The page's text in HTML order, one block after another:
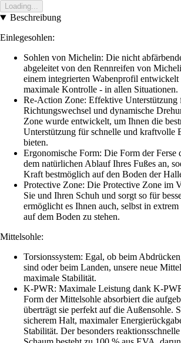
Loading...
Beschreibung
Einlegesohlen:
Sohlen von Michelin: Die nicht
abgeleitet von den Rennreifen von
einem integrierten Wabenprofil
maximale Kontrolle - in allen Situationen.
Re-Action Zone: Effektive Unterstützung
Richtungswechsel und dynamische
Zone wurde entwickelt, um Ihnen die
Unterstützung für schnelle und kraftvolle
bieten.
Ergonomische Form: Die Form der Ferse
dem natürlichen Ablauf Ihres Fußes an,
Kraft bestmöglich auf den Boden der
Protective Zone: Die Protective Zone im
Sie und Ihren Schuh und sorgt so für
ermöglicht es Ihnen auch, selbst in
auf dem Boden zu stehen.
Mittelsohle:
Torsionssystem: Egal, ob beim
sind oder beim Landen, unsere neue
maximale Stabilität.
K-PWR: Maximale Leistung dank K-
Form der Mittelsohle absorbiert die
überträgt sie perfekt auf die Außensohle.
sicherem Halt, maximaler
Stabilität. Der besonders